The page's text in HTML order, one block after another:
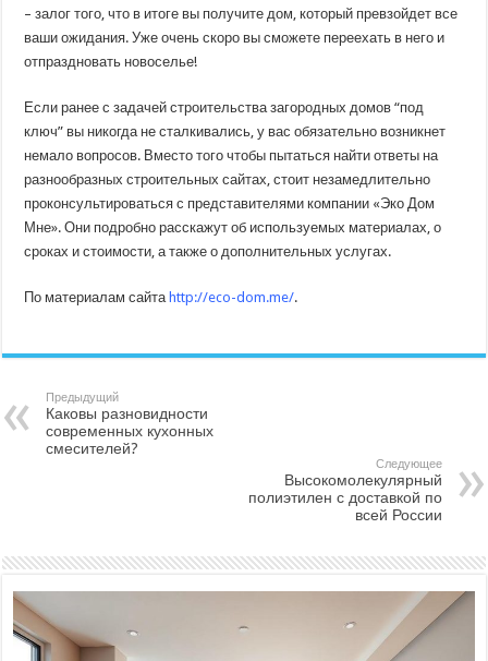
– залог того, что в итоге вы получите дом, который превзойдет все
ваши ожидания. Уже очень скоро вы сможете переехать в него и
отпраздновать новоселье!
Если ранее с задачей строительства загородных домов “под
ключ” вы никогда не сталкивались, у вас обязательно возникнет
немало вопросов. Вместо того чтобы пытаться найти ответы на
разнообразных строительных сайтах, стоит незамедлительно
проконсультироваться с представителями компании «Эко Дом
Мне». Они подробно расскажут об используемых материалах, о
сроках и стоимости, а также о дополнительных услугах.
По материалам сайта http://eco-dom.me/.
Предыдущий
Каковы разновидности
современных кухонных
смесителей?
Следующее
Высокомолекулярный
полиэтилен с доставкой по
всей России